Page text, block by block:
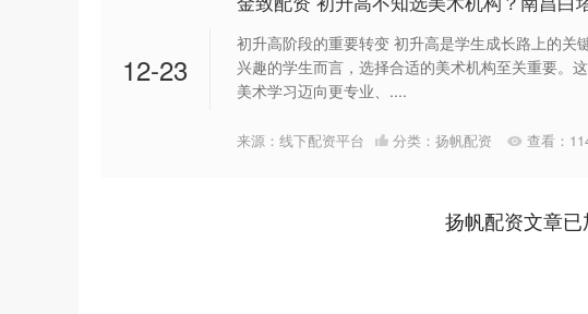
12-23
初升高阶段的重要转变 初升高是学生成长路上的关
兴趣的学生而言，选择合适的美术机构至关重要。
美术学习迈向更专业、....
来源：线下配资平台 分类： 扬帆配资 查看：
扬帆配资文章